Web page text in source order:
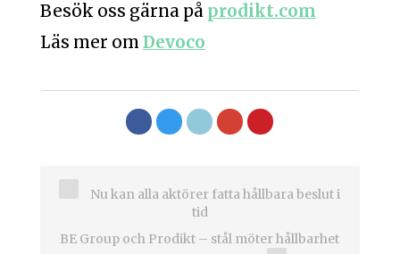
Besök oss gärna på prodikt.com
Läs mer om Devoco
Nu kan alla aktörer fatta hållbara beslut i
tid
BE Group och Prodikt – stål möter hållbarhet